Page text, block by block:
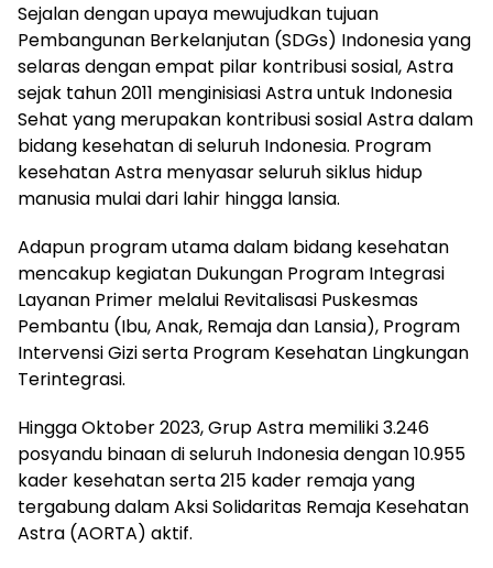
Sejalan dengan upaya mewujudkan tujuan
Pembangunan Berkelanjutan (SDGs) Indonesia yang
selaras dengan empat pilar kontribusi sosial, Astra
sejak tahun 2011 menginisiasi Astra untuk Indonesia
Sehat yang merupakan kontribusi sosial Astra dalam
bidang kesehatan di seluruh Indonesia. Program
kesehatan Astra menyasar seluruh siklus hidup
manusia mulai dari lahir hingga lansia.
Adapun program utama dalam bidang kesehatan
mencakup kegiatan Dukungan Program Integrasi
Layanan Primer melalui Revitalisasi Puskesmas
Pembantu (Ibu, Anak, Remaja dan Lansia), Program
Intervensi Gizi serta Program Kesehatan Lingkungan
Terintegrasi.
Hingga Oktober 2023, Grup Astra memiliki 3.246
posyandu binaan di seluruh Indonesia dengan 10.955
kader kesehatan serta 215 kader remaja yang
tergabung dalam Aksi Solidaritas Remaja Kesehatan
Astra (AORTA) aktif.